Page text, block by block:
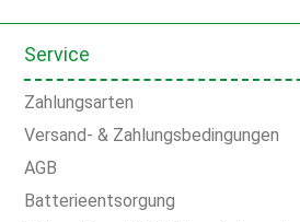
Service
Zahlungsarten
Versand- & Zahlungsbedingungen
AGB
Batterieentsorgung